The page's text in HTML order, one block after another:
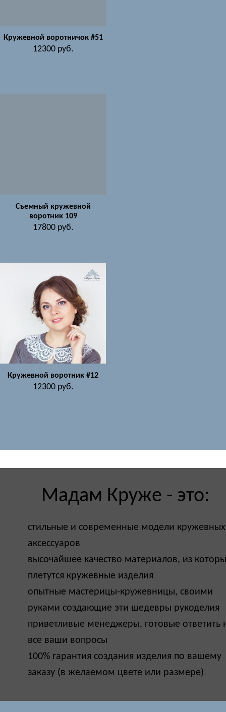
Кружевной воротничок #51
12300руб.
Съемный кружевной
воротник 109
17800руб.
Кружевной воротник #12
12300руб.
Мадам Круже - это:
стильные и современные модели кружевных
аксессуаров
высочайшее качество материалов, из
плетутся кружевные изделия
опытные мастерицы-кружевницы, своими
руками создающие эти шедевры рукоделия
приветливые менеджеры, готовые ответить
все ваши вопросы
100% гарантия создания изделия по вашему
заказу (в желаемом цвете или размере)